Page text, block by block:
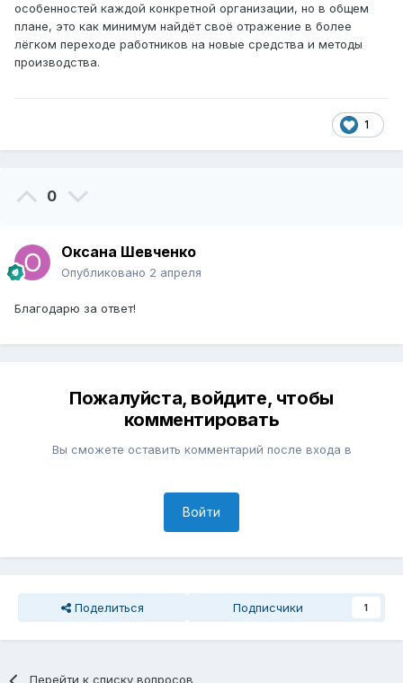
особенностей каждой конкретной организации, но в общем
плане, это как минимум найдёт своё отражение в более
лёгком переходе работников на новые средства и методы
производства.
1
0
Оксана Шевченко
Опубликовано 2 апреля
Благодарю за ответ!
Пожалуйста, войдите, чтобы
комментировать
Вы сможете оставить комментарий после входа в
Войти
Поделиться Подписчики 1
Перейти к списку вопросов